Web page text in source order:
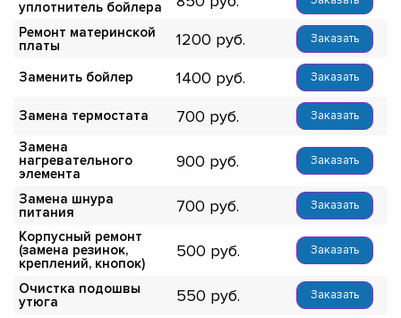
уплотнитель бойлера
Ремонт материнской
платы
1200 Заказать
Заменить бойлер 1400 Заказать
Замена термостата 700 Заказать
Замена
нагревательного
элемента
900 Заказать
Замена шнура
питания
700 Заказать
Корпусный ремонт
(замена резинок,
креплений, кнопок)
500 Заказать
Очистка подошвы
утюга
550 Заказать